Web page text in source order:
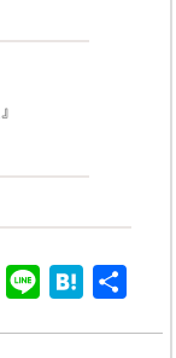
』
Facebook
Line Hatena